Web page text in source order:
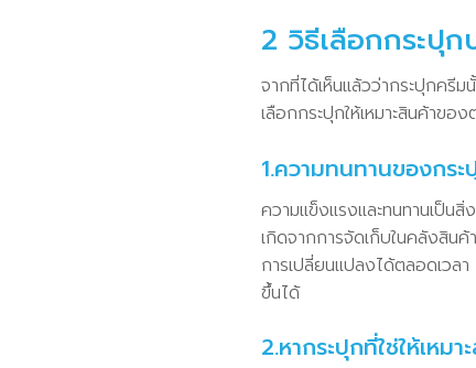
2 วิธีเลือกกระปุ
จากที่ได้เห็นแล้วว่ากระปุกครี
เลือกกระปุกให้เหมาะสินค้าข
1.ความทนทานของกร
ความแข็งแรงและทนทานเป็น
เกิดจากการจัดเก็บในคลังสิน
การเปลี่ยนแปลงได้ตลอดเวล
ขึ้นได้
2.หากระปุกที่ใช่ให้เหม